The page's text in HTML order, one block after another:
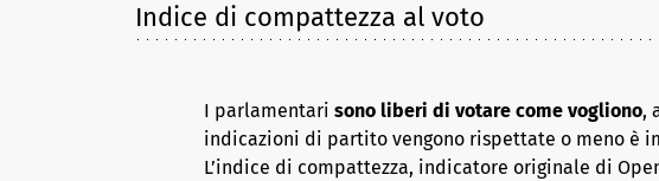
Indice di compattezza al voto
I parlamentari sono liberi di votare come vogliono,
indicazioni di partito vengono rispettate o meno è
L’indice di compattezza, indicatore originale di